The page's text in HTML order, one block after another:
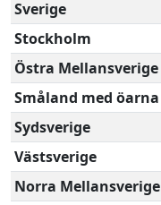
Sverige
Stockholm
Östra Mellansverige
Småland med öarna
Sydsverige
Västsverige
Norra Mellansverige